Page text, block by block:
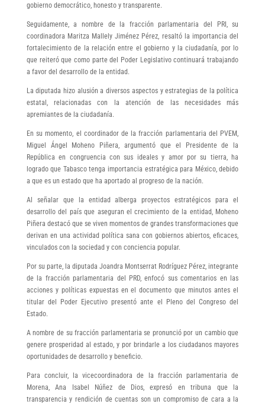
gobierno democrático, honesto y transparente.
Seguidamente, a nombre de la fracción parlamentaria del PRI, su
coordinadora Maritza Mallely Jiménez Pérez, resaltó la importancia del
fortalecimiento de la relación entre el gobierno y la ciudadanía, por lo
que reiteró que como parte del Poder Legislativo continuará trabajando
a favor del desarrollo de la entidad.
La diputada hizo alusión a diversos aspectos y estrategias de la política
estatal, relacionadas con la atención de las necesidades más
apremiantes de la ciudadanía.
En su momento, el coordinador de la fracción parlamentaria del PVEM,
Miguel Ángel Moheno Piñera, argumentó que el Presidente de la
República en congruencia con sus ideales y amor por su tierra, ha
logrado que Tabasco tenga importancia estratégica para México, debido
a que es un estado que ha aportado al progreso de la nación.
Al señalar que la entidad alberga proyectos estratégicos para el
desarrollo del país que aseguran el crecimiento de la entidad, Moheno
Piñera destacó que se viven momentos de grandes transformaciones que
derivan en una actividad política sana con gobiernos abiertos, eficaces,
vinculados con la sociedad y con conciencia popular.
Por su parte, la diputada Joandra Montserrat Rodríguez Pérez, integrante
de la fracción parlamentaria del PRD, enfocó sus comentarios en las
acciones y políticas expuestas en el documento que minutos antes el
titular del Poder Ejecutivo presentó ante el Pleno del Congreso del
Estado.
A nombre de su fracción parlamentaria se pronunció por un cambio que
genere prosperidad al estado, y por brindarle a los ciudadanos mayores
oportunidades de desarrollo y beneficio.
Para concluir, la vicecoordinadora de la fracción parlamentaria de
Morena, Ana Isabel Núñez de Dios, expresó en tribuna que la
transparencia y rendición de cuentas son un compromiso de cara a la